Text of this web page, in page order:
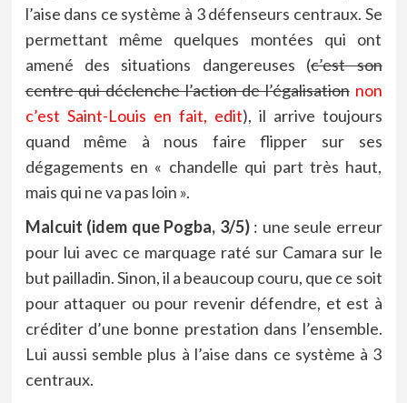
l’aise dans ce système à 3 défenseurs centraux. Se
permettant même quelques montées qui ont
amené des situations dangereuses (c’est son
centre qui déclenche l’action de l’égalisationnon
c’est Saint-Louis en fait, edit), il arrive toujours
quand même à nous faire flipper sur ses
dégagements en « chandelle qui part très haut,
mais qui ne va pas loin ».
Malcuit (idem que Pogba, 3/5): une seule erreur
pour lui avec ce marquage raté sur Camara sur le
but pailladin. Sinon, il a beaucoup couru, que ce soit
pour attaquer ou pour revenir défendre, et est à
créditer d’une bonne prestation dans l’ensemble.
Lui aussi semble plus à l’aise dans ce système à 3
centraux.